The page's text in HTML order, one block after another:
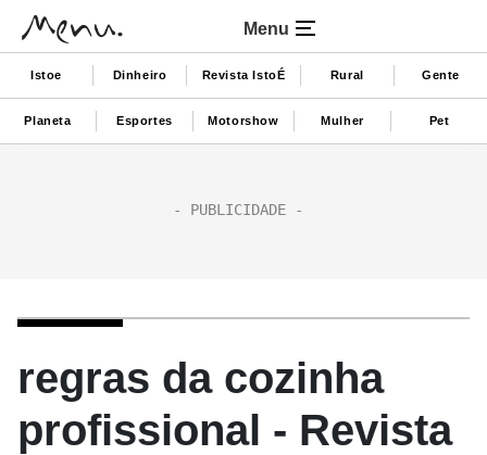
Menu
Istoe Dinheiro Revista IstoÉ Rural Gente
Planeta Esportes Motorshow Mulher Pet
regras da cozinha
profissional - Revista